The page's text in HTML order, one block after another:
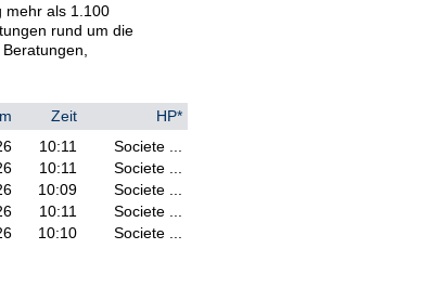
mehr als 1.100
rund um die
Zeit
HP*
10:11
Societe ...
10:11
Societe ...
10:09
Societe ...
10:11
Societe ...
10:10 Societe ...